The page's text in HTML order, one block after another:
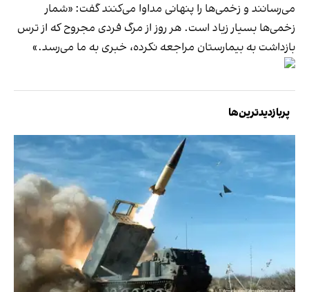
می‌رسانند و زخمی‌ها را پنهانی مداوا می‌کنند گفت: «شمار
زخمی‌‌ها بسیار زیاد است. هر روز از مرگ فردی مجروح که از ترس
بازداشت به بیمارستان مراجعه نکرده، خبری به ما می‌رسد.»
پربازدیدترین‌ها